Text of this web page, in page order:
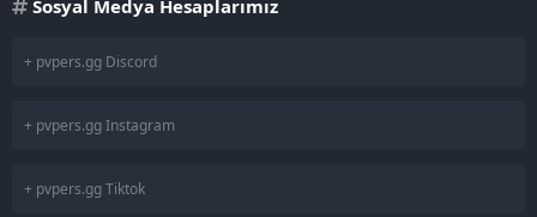
Sosyal Medya Hesaplarımız
+ pvpers.gg Discord
+ pvpers.gg Instagram
+ pvpers.gg Tiktok